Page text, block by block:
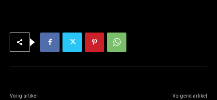
Vorig artikel Volgend artikel